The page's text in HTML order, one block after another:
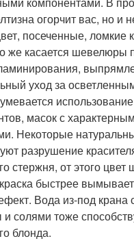
огорчит вас, но и
посеченные,
же касается шевелюры
уход за
масок с
Некоторые
разрушение
стержня, от этого
краска быстрее
Вода из-под крана
солями тоже
блонда.